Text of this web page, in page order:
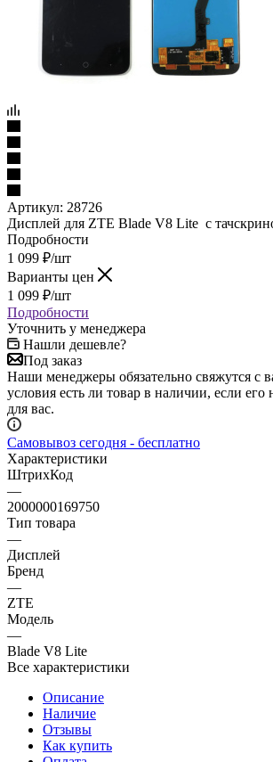
Артикул:
Дисплей для ZTE Blade V8 Lite с
Подробности
1 099₽/шт
Варианты цен
1 099₽/шт
Подробности
Уточнить у менеджера
Нашли дешевле?
Под заказ
Наши менеджеры обязательно свяжутся с
условия есть ли товар в наличии, если его
для вас.
Самовывоз сегодня - бесплатно
Характеристики
ШтрихКод
—
2000000169750
Тип товара
—
Дисплей
Бренд
—
ZTE
Модель
—
Blade V8 Lite
Все характеристики
Наличие
Отзывы
Как купить
Оплата